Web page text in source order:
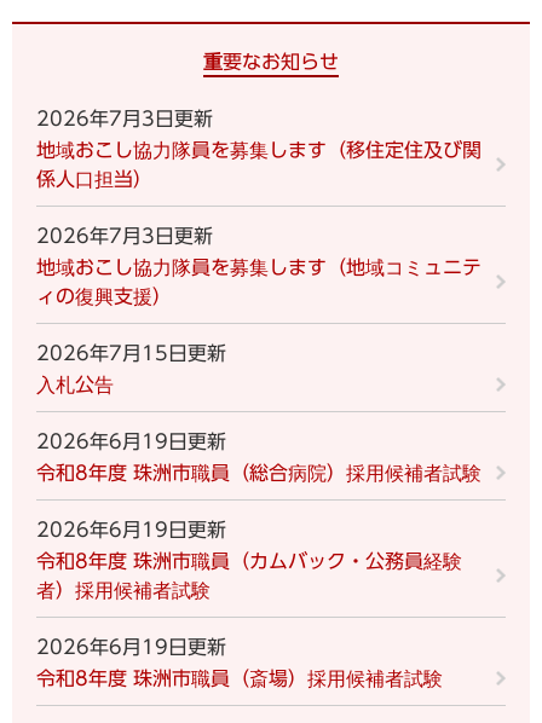
重要なお知らせ
2026年7月3日更新
地域おこし協力隊員を募集します（移住定住及び関
係人口担当）
2026年7月3日更新
地域おこし協力隊員を募集します（地域コミュニテ
ィの復興支援）
2026年7月15日更新
入札公告
2026年6月19日更新
令和8年度 珠洲市職員（総合病院）採用候補者試験
2026年6月19日更新
令和8年度 珠洲市職員（カムバック・公務員経験
者）採用候補者試験
2026年6月19日更新
令和8年度 珠洲市職員（斎場）採用候補者試験